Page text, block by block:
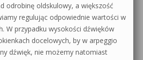
odrobinę oldskulowy, a większość
regulując odpowiednie wartości w
W przypadku wysokości dźwięków
docelowych, by w arpeggio
dźwięk, nie możemy natomiast